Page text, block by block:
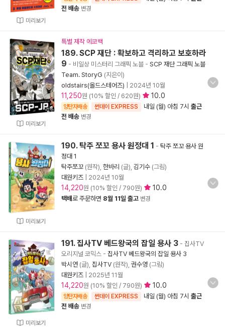
미리보기
전 배송 변경
미리보기
특별 제작 에코백
189. SCP 재단 : 확보하고 격리하고 보호하라
9 - 비일상 미스터리 그래픽 노블 - SCP 재단 그래픽 노블
Team. StoryG (지은이)
oldstairs(올드스테어즈)
2024년 10월
11,250원 (10% 할인 / 620원) 10.0
양탄자배송 썬데이 EXPRESS 내일 (월) 아침 7시 출근
전 배송 변경
미리보기
190. 탁주 쪼꼬 용사 원정대 1 - 탁주 쪼꼬 용사 원
정대 1
탁주쪼꼬 (원작), 한바리 (글), 김기수 (그림)
대원키즈
2024년 10월
14,220원 (10% 할인 / 790원) 10.0
택배로 주문하면 8월 11일 출고 변경
미리보기
191. 집사TV 베드왕국의 잡일 용사 3 - 집사TV
오리지널 코믹스 - 집사TV 베드왕국의 잡일 용사 3
박시연 (글), 집사TV (원작), 권수영 (그림)
대원키즈
2025년 11월
14,220원 (10% 할인 / 790원) 10.0
양탄자배송 썬데이 EXPRESS 내일 (월) 아침 7시 출근
전 배송 변경